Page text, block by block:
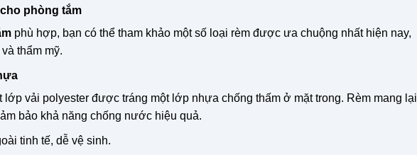
phòng tắm
phù hợp, bạn có thể tham khảo một số loại rèm được ưa chuộng nhất hiện nay,
thẩm mỹ.
vải polyester được tráng một lớp nhựa chống thấm ở mặt trong. Rèm mang lại
bảo khả năng chống nước hiệu quả.
tinh tế, dễ vệ sinh.